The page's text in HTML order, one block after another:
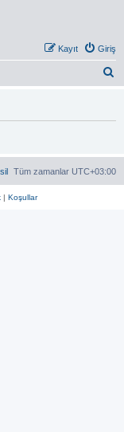
Giriş
Kayıt
Tüm zamanlar UTC+03:00
| Koşullar